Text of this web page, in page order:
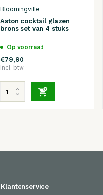
Bloomingville
Aston cocktail glazen
brons set van 4 stuks
Op voorraad
€79,90
Incl. btw
Klantenservice